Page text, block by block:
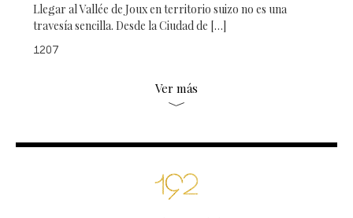
Llegar al Vallée de Joux en territorio suizo no es una
travesía sencilla. Desde la Ciudad de […]
1207
Ver más